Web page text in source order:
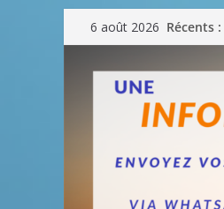
Passer
au
contenu
6 août 2026 Récents :